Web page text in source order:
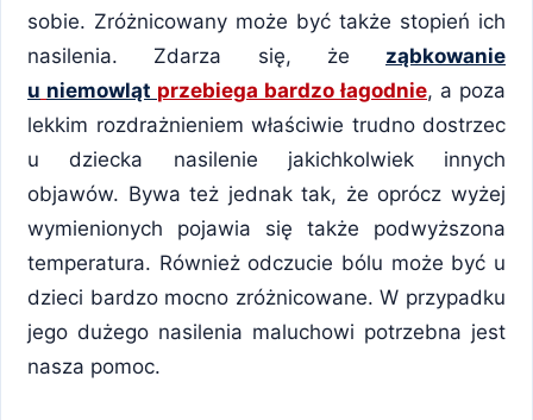
sobie. Zróżnicowany może być także stopień ich
nasilenia. Zdarza się, że ząbkowanie
u niemowląt przebiega bardzo łagodnie, a poza
lekkim rozdrażnieniem właściwie trudno dostrzec
u dziecka nasilenie jakichkolwiek innych
objawów. Bywa też jednak tak, że oprócz wyżej
wymienionych pojawia się także podwyższona
temperatura. Również odczucie bólu może być u
dzieci bardzo mocno zróżnicowane. W przypadku
jego dużego nasilenia maluchowi potrzebna jest
nasza pomoc.